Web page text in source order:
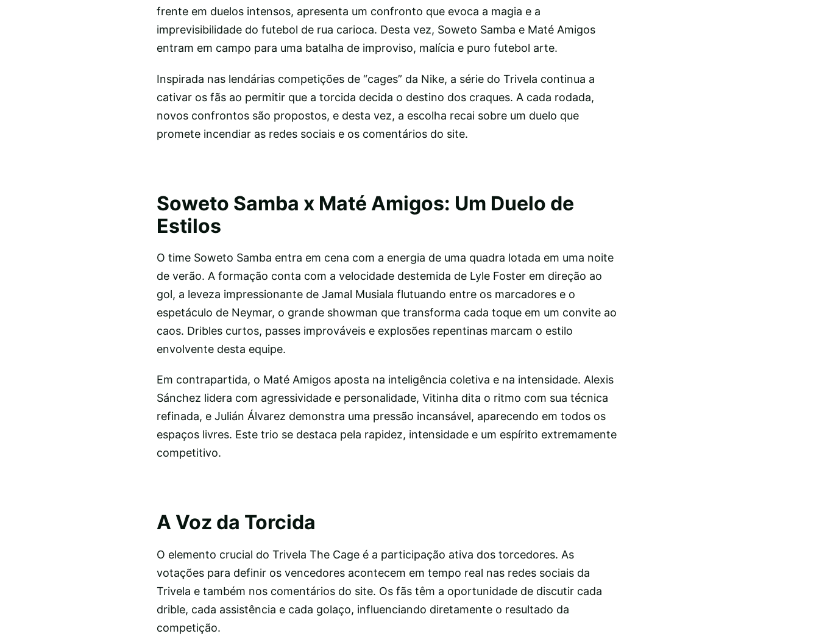
frente em duelos intensos, apresenta um confronto que evoca a magia e a
imprevisibilidade do futebol de rua carioca. Desta vez, Soweto Samba e Maté Amigos
entram em campo para uma batalha de improviso, malícia e puro futebol arte.
Inspirada nas lendárias competições de “cages” da Nike, a série do Trivela continua a
cativar os fãs ao permitir que a torcida decida o destino dos craques. A cada rodada,
novos confrontos são propostos, e desta vez, a escolha recai sobre um duelo que
promete incendiar as redes sociais e os comentários do site.
Soweto Samba x Maté Amigos: Um Duelo de
Estilos
O time Soweto Samba entra em cena com a energia de uma quadra lotada em uma noite
de verão. A formação conta com a velocidade destemida de Lyle Foster em direção ao
gol, a leveza impressionante de Jamal Musiala flutuando entre os marcadores e o
espetáculo de Neymar, o grande showman que transforma cada toque em um convite ao
caos. Dribles curtos, passes improváveis e explosões repentinas marcam o estilo
envolvente desta equipe.
Em contrapartida, o Maté Amigos aposta na inteligência coletiva e na intensidade. Alexis
Sánchez lidera com agressividade e personalidade, Vitinha dita o ritmo com sua técnica
refinada, e Julián Álvarez demonstra uma pressão incansável, aparecendo em todos os
espaços livres. Este trio se destaca pela rapidez, intensidade e um espírito extremamente
competitivo.
A Voz da Torcida
O elemento crucial do Trivela The Cage é a participação ativa dos torcedores. As
votações para definir os vencedores acontecem em tempo real nas redes sociais da
Trivela e também nos comentários do site. Os fãs têm a oportunidade de discutir cada
drible, cada assistência e cada golaço, influenciando diretamente o resultado da
competição.